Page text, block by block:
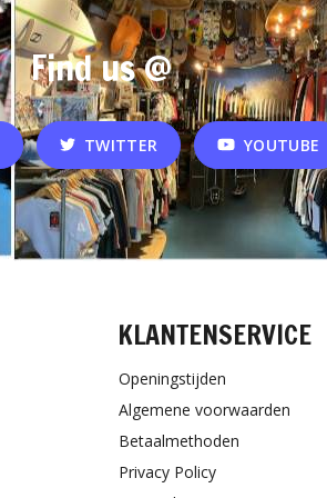
Find us @
TWITTER YOUTUBE
KLANTENSERVICE
Openingstijden
Algemene voorwaarden
Betaalmethoden
Privacy Policy